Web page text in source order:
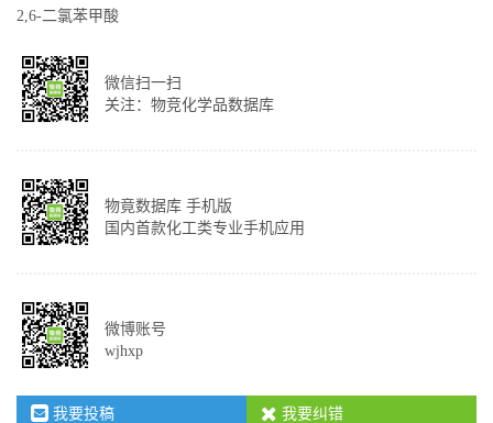
2,6-二氯苯甲酸
微信扫一扫
关注：物竞化学品数据库
物竟数据库 手机版
国内首款化工类专业手机应用
微博账号
wjhxp
我要投稿 我要纠错